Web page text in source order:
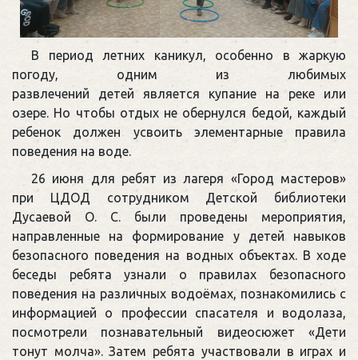
В период летних каникул, особенно в жаркую
погоду, одним из любимых
развлечений детей является купание на реке или
озере. Но чтобы отдых не обернулся бедой, каждый
ребенок должен усвоить элементарные правила
поведения на воде.
26 июня для ребят из лагеря «Город мастеров»
при ЦДОД сотрудником Детской библиотеки
Дусаевой О. С. были проведены мероприятия,
направленные на формирование у детей навыков
безопасного поведения на водных объектах. В ходе
беседы ребята узнали о правилах безопасного
поведения на различных водоёмах, познакомились с
информацией о профессии спасателя и водолаза,
посмотрели познавательный видеосюжет «Дети
тонут молча». Затем ребята участвовали в играх и